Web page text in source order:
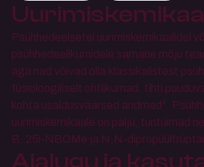
Psühhedeelsetel uurimiskemikaalidel
psühhedeelikumidele sarnane mõju
aga nad võivad olla klassikalistest
füsioloogiliselt ohtlikumad. tihti
kohta usaldusväärsed andmed².
uurimiskemikaale on palju, tuntuimad
B, 25i-NBOMe ja N,N-